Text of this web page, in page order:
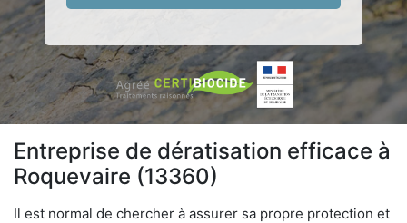
Entreprise de dératisation efficace à
Roquevaire (13360)
Il est normal de chercher à assurer sa propre protection et